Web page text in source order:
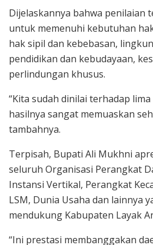
Dijelaskannya bahwa penilaian
untuk memenuhi kebutuhan
hak sipil dan kebebasan,
pendidikan dan kebudayaan,
perlindungan khusus.
“Kita sudah dinilai terhadap
hasilnya sangat memuaskan
tambahnya.
Terpisah, Bupati Ali Mukhni
seluruh Organisasi Perangkat
Instansi Vertikal, Perangkat
LSM, Dunia Usaha dan lainnya
mendukung Kabupaten Layak
“Ini prestasi membanggakan